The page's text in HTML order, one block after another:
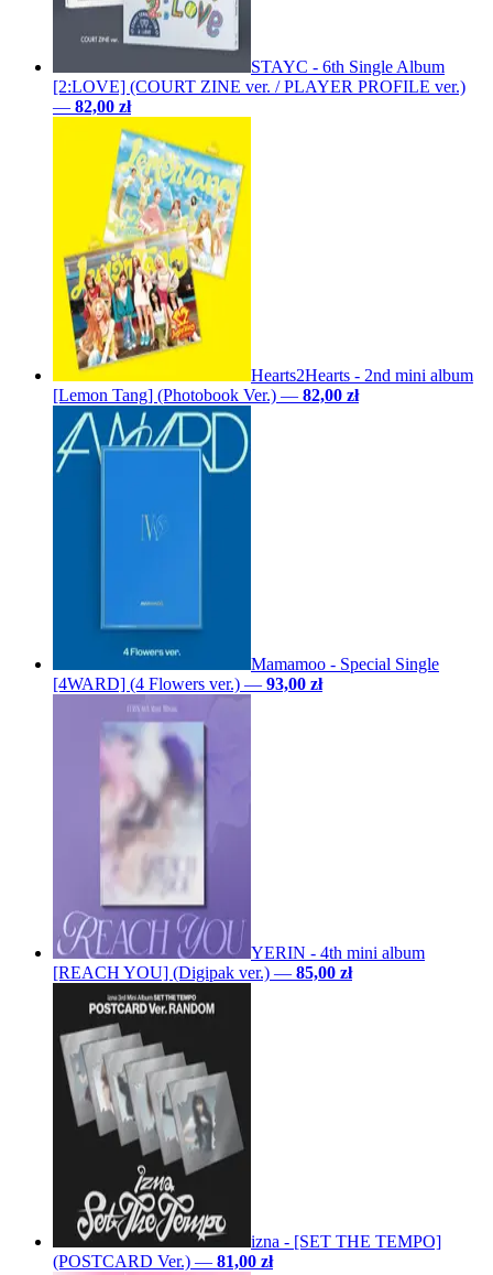
STAYC - 6th Single Album
[2:LOVE] (COURT ZINE ver. / PLAYER PROFILE ver.)
— 82,00 zł
Hearts2Hearts - 2nd mini album
[Lemon Tang] (Photobook Ver.) — 82,00 zł
Mamamoo - Special Single
[4WARD] (4 Flowers ver.) — 93,00 zł
YERIN - 4th mini album
[REACH YOU] (Digipak ver.) — 85,00 zł
izna - [SET THE TEMPO]
(POSTCARD Ver.) — 81,00 zł